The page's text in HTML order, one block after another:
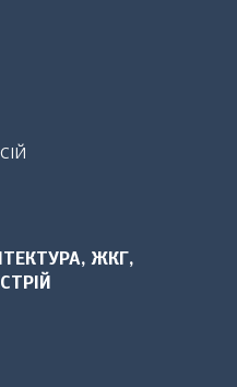
ЖКГ,